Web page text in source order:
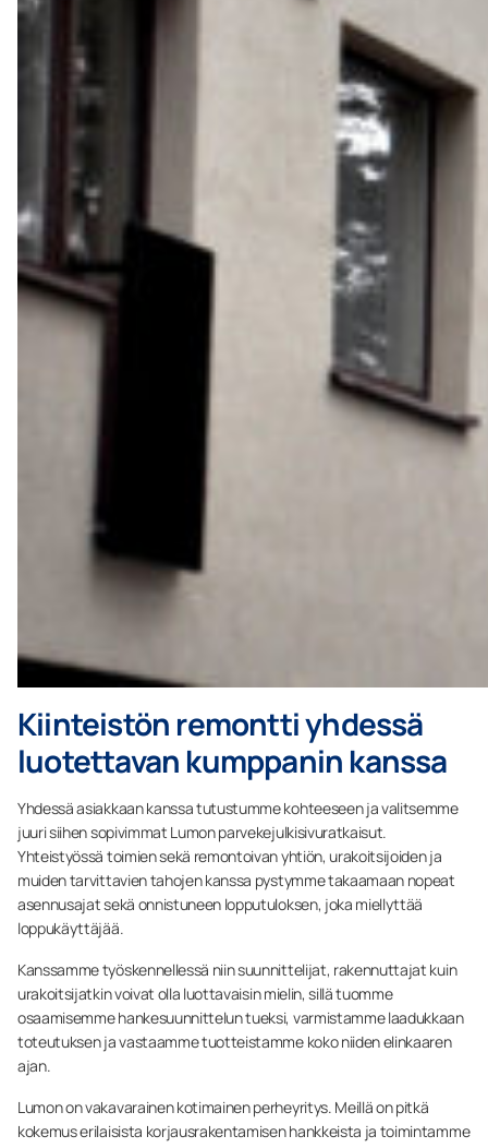
Kiinteistön remontti yhdessä
luotettavan kumppanin kanssa
Yhdessä asiakkaan kanssa tutustumme kohteeseen ja valitsemme
juuri siihen sopivimmat Lumon parvekejulkisivuratkaisut.
Yhteistyössä toimien sekä remontoivan yhtiön, urakoitsijoiden ja
muiden tarvittavien tahojen kanssa pystymme takaamaan nopeat
asennusajat sekä onnistuneen lopputuloksen, joka miellyttää
loppukäyttäjää.
Kanssamme työskennellessä niin suunnittelijat, rakennuttajat kuin
urakoitsijatkin voivat olla luottavaisin mielin, sillä tuomme
osaamisemme hankesuunnittelun tueksi, varmistamme laadukkaan
toteutuksen ja vastaamme tuotteistamme koko niiden elinkaaren
ajan.
Lumon on vakavarainen kotimainen perheyritys. Meillä on pitkä
kokemus erilaisista korjausrakentamisen hankkeista ja toimintamme